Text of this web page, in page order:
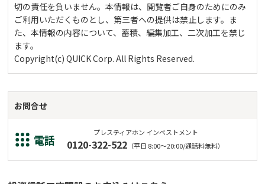
切の責任を負いません。本情報は、閲覧者ご自身のためにのみ
ご利用いただくものとし、第三者への提供は禁止します。ま
た、本情報の内容について、蓄積、編集加工、二次加工を禁じ
ます。
Copyright(c) QUICK Corp. All Rights Reserved.
お問合せ
電話 プレスティアホン インベストメント
0120-322-522 （平日 8:00～20:00/通話料無料）